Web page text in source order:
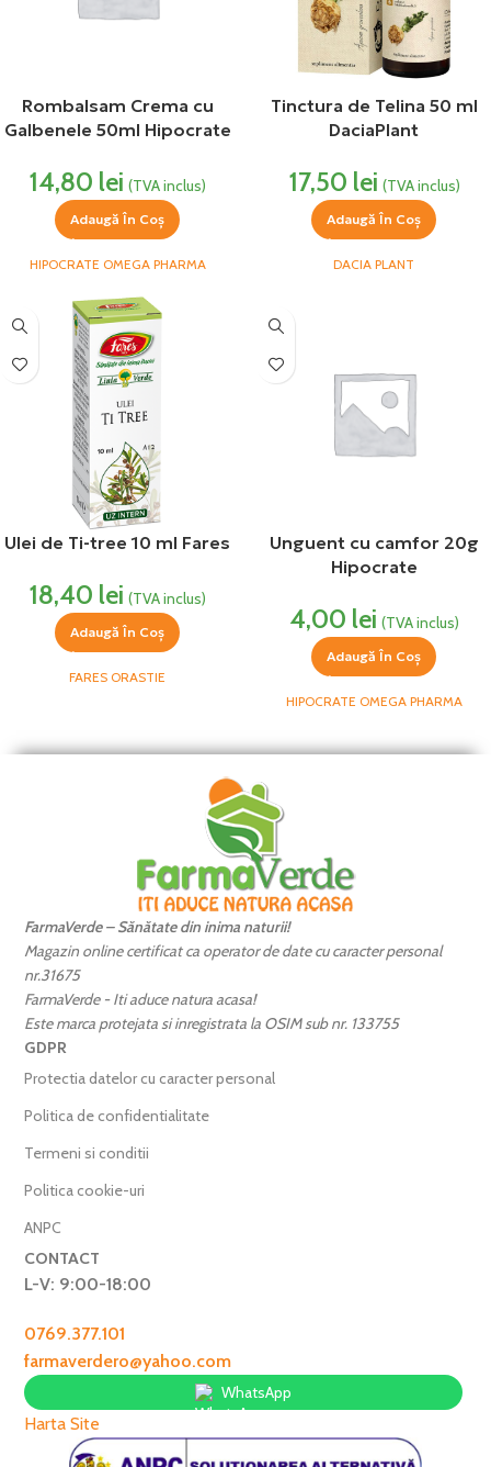
Rombalsam Crema cu
Galbenele 50ml Hipocrate
14,80 lei (TVA inclus)
Adaugă În Coș
HIPOCRATE OMEGA PHARMA
Tinctura de Telina 50 ml
DaciaPlant
17,50 lei (TVA inclus)
Adaugă În Coș
DACIA PLANT
Ulei de Ti-tree 10 ml Fares
18,40 lei (TVA inclus)
Adaugă În Coș
FARES ORASTIE
Unguent cu camfor 20g
Hipocrate
4,00 lei (TVA inclus)
Adaugă În Coș
HIPOCRATE OMEGA PHARMA
FarmaVerde – Sănătate din inima naturii!
Magazin online certificat ca operator de date cu caracter personal
nr.31675
FarmaVerde - Iti aduce natura acasa!
Este marca protejata si inregistrata la OSIM sub nr. 133755
GDPR
Protectia datelor cu caracter personal
Politica de confidentialitate
Termeni si conditii
Politica cookie-uri
ANPC
CONTACT
L-V: 9:00-18:00
0769.377.101
farmaverdero@yahoo.com
WhatsApp
Harta Site